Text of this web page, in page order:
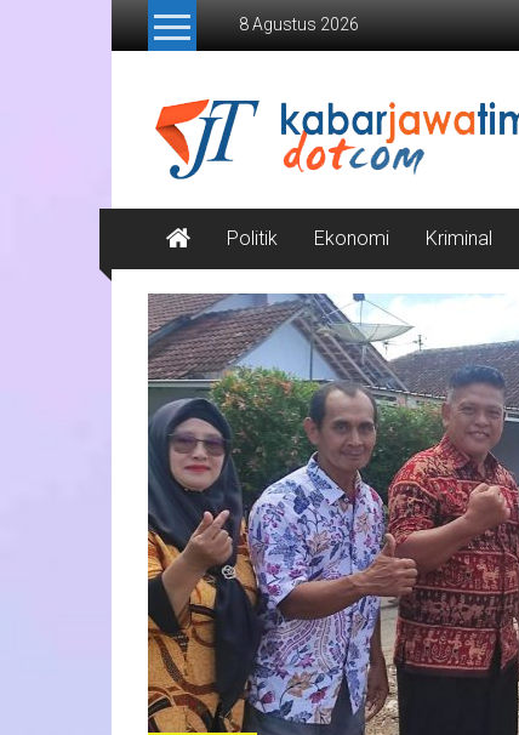
Lompat
8 Agustus 2026
Kabar
Jawa
Timur
Media
Online
Jawa
Timur
Politik Ekonomi Kriminal